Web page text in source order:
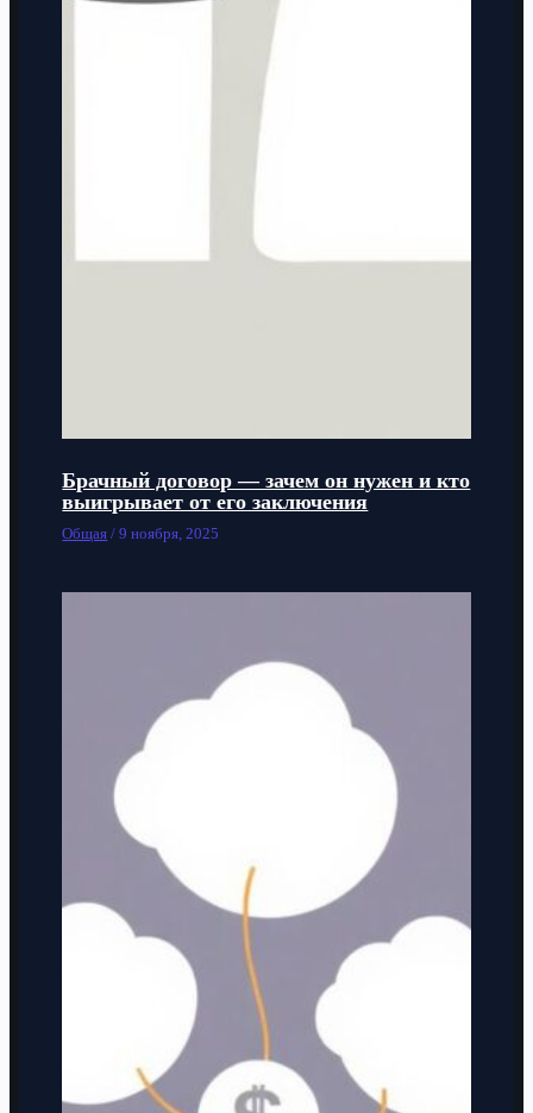
Брачный договор — зачем он нужен и кто
выигрывает от его заключения
Общая /9 ноября, 2025